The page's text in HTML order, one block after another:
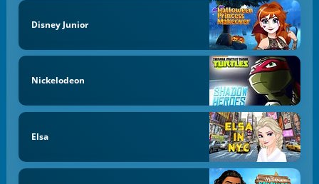
Disney Junior
Nickelodeon
Elsa